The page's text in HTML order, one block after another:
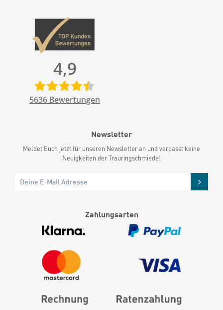
4,9
5636 Bewertungen
Newsletter
Meldet Euch jetzt für unseren Newsletter an und verpasst keine
Neuigkeiten der Trauringschmiede!
Zahlungsarten